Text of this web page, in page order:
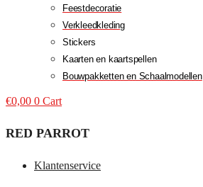
Feestdecoratie
Verkleedkleding
Stickers
Kaarten en kaartspellen
Bouwpakketten en Schaalmodellen
€0,00 0 Cart
RED PARROT
Klantenservice